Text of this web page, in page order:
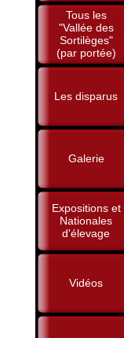
Tous les
"Vallée des
Sortilèges"
(par portée)
Les disparus
Galerie
Expositions et
Nationales
d'élevage
Vidéos